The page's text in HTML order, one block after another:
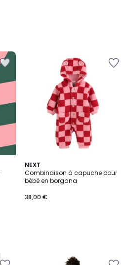
NEXT
Combinaison à capuche pour
bébé en borgana
38,00 €